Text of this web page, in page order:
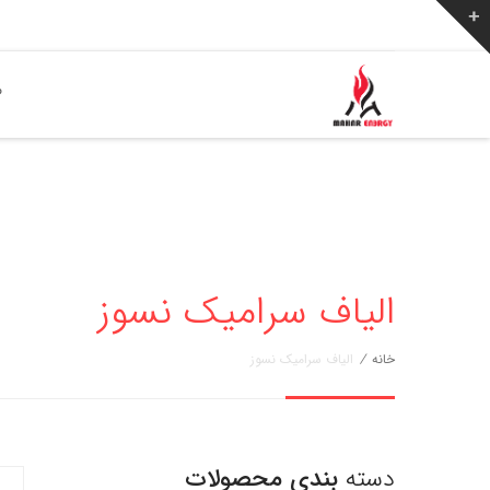
الیاف سرامیک نسوز
خانه / الیاف سرامیک نسوز
دسته بندی محصولات